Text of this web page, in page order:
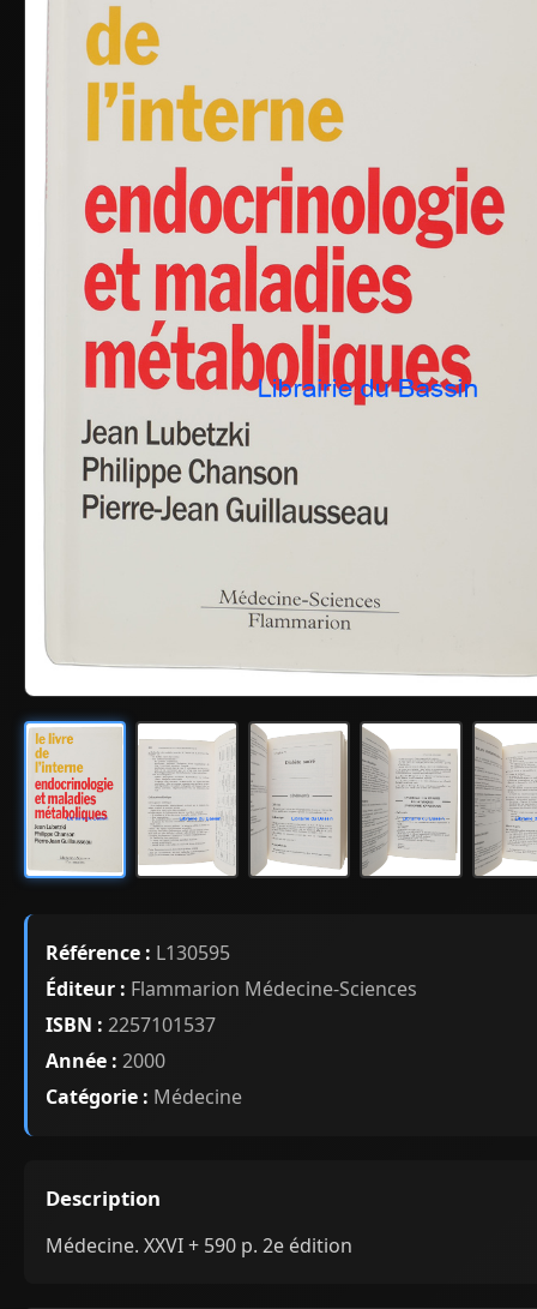
Référence : L130595
Éditeur : Flammarion Médecine-Sciences
ISBN : 2257101537
Année : 2000
Catégorie : Médecine
Description
Médecine. XXVI + 590 p. 2e édition